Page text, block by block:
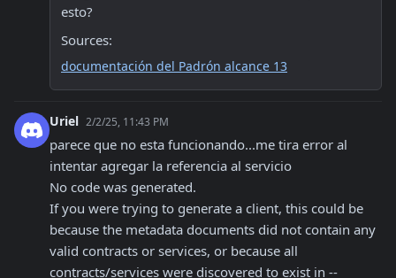
esto?
Sources:
documentación del Padrón alcance 13
Uriel 2/2/25, 11:43 PM
parece que no esta funcionando...me tira error al
intentar agregar la referencia al servicio
No code was generated.
If you were trying to generate a client, this could be
because the metadata documents did not contain any
valid contracts or services, or because all
contracts/services were discovered to exist in --